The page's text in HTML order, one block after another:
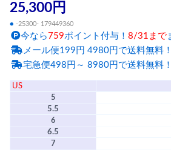
25,300円
● -25300- 179449360
今なら 759ポイント付与！ 8/31まで
メール便199円 4980円で送料無料！
宅急便498円～ 8980円で送料無料！
US
5
5.5
6
6.5
7